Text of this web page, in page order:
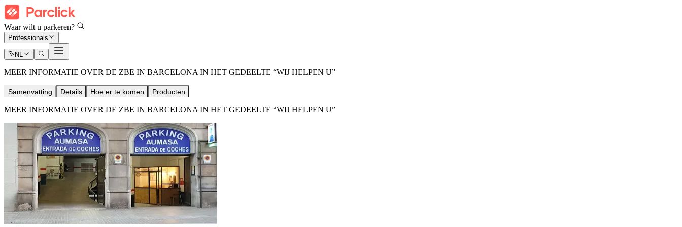
Waar wilt u parkeren?
Professionals
NL
MEER INFORMATIE OVER DE ZBE IN BARCELONA IN HET GEDEELTE “WIJ HELPEN U”
Samenvatting Details Hoe er te komen Producten
MEER INFORMATIE OVER DE ZBE IN BARCELONA IN HET GEDEELTE “WIJ HELPEN U”